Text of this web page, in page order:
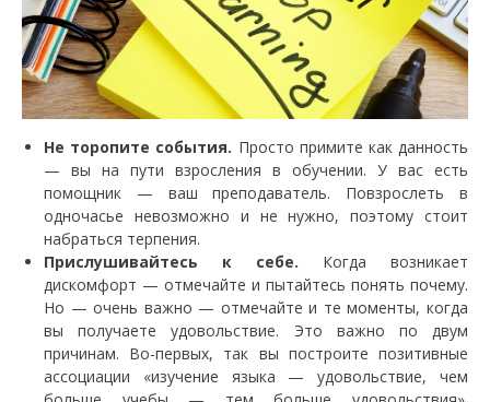
Не торопите события. Просто примите как данность
— вы на пути взросления в обучении. У вас есть
помощник — ваш преподаватель. Повзрослеть в
одночасье невозможно и не нужно, поэтому стоит
набраться терпения.
Прислушивайтесь к себе. Когда возникает
дискомфорт — отмечайте и пытайтесь понять почему.
Но — очень важно — отмечайте и те моменты, когда
вы получаете удовольствие. Это важно по двум
причинам. Во-первых, так вы построите позитивные
ассоциации «изучение языка — удовольствие, чем